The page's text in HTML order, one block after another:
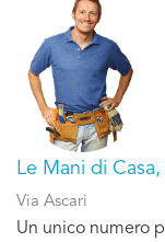
Le Mani di
Via Ascari
Un unico numero